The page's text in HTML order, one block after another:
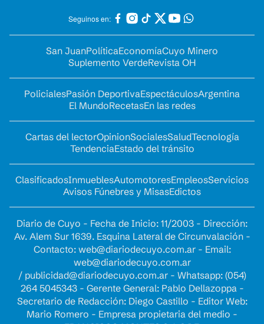
Seguinos en:
San JuanPolíticaEconomíaCuyo Minero
Suplemento VerdeRevista OH
PolicialesPasión DeportivaEspectáculosArgentina
El MundoRecetasEn las redes
Cartas del lectorOpinionSocialesSaludTecnología
TendenciaEstado del tránsito
ClasificadosInmueblesAutomotoresEmpleosServicios
Avisos Fúnebres y MisasEdictos
Diario de Cuyo - Fecha de Inicio: 11/2003 - Dirección:
Av. Alem Sur 1639. Esquina Lateral de Circunvalación -
Contacto: web@diariodecuyo.com.ar- Email:
web@diariodecuyo.com.ar
/ publicidad@diariodecuyo.com.ar- Whatsapp: (054)
264 5045343 - Gerente General: Pablo Dellazoppa -
Secretario de Redacción: Diego Castillo - Editor Web:
Mario Romero - Empresa propietaria del medio -